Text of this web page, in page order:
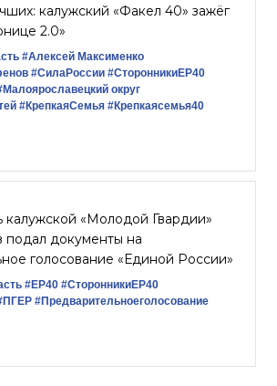
калужский «Факел 40» зажёг
2.0»
#Алексей Максименко
#СилаРоссии #СторонникиЕР40
округ
#КрепкаяСемья #Крепкаясемья40
калужской «Молодой Гвардии»
подал документы на
голосование «Единой России»
#ЕР40 #СторонникиЕР40
#Предварительноеголосование